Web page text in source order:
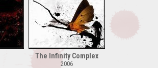
The Infinity Complex
2006